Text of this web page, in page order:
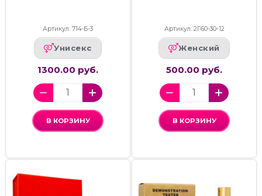
Артикул: 714-Б-3
Унисекс
1300.00 руб.
В КОРЗИНУ
Артикул: 2Г60-30-12
Женский
500.00 руб.
В КОРЗИНУ